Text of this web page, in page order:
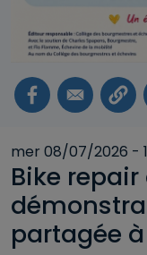
mer 08/07/2026 -
Bike
partagée